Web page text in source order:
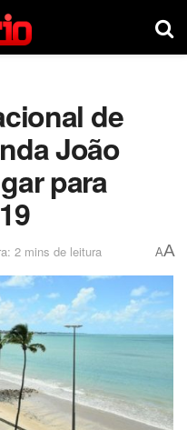
de
João
para
2 mins de leitura AA